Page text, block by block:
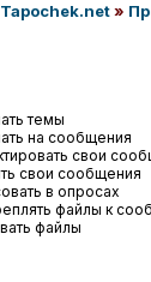
»
темы
на сообщения
свои
свои сообщения
в опросах
файлы к
файлы